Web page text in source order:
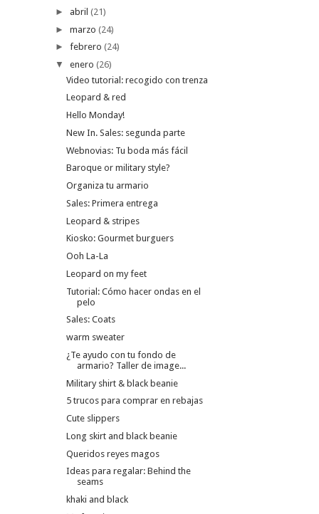
► abril (21)
► marzo (24)
► febrero (24)
▼ enero (26)
Video tutorial: recogido con trenza
Leopard & red
Hello Monday!
New In. Sales: segunda parte
Webnovias: Tu boda más fácil
Baroque or military style?
Organiza tu armario
Sales: Primera entrega
Leopard & stripes
Kiosko: Gourmet burguers
Ooh La-La
Leopard on my feet
Tutorial: Cómo hacer ondas en el
pelo
Sales: Coats
warm sweater
¿Te ayudo con tu fondo de
armario? Taller de image...
Military shirt & black beanie
5 trucos para comprar en rebajas
Cute slippers
Long skirt and black beanie
Queridos reyes magos
Ideas para regalar: Behind the
seams
khaki and black